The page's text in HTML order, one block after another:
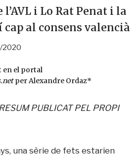
i Lo Rat Penat i la
cap al consens valencià
2020
el portal
netper Alexandre Ordaz*
PUBLICAT PEL PROPI
una sèrie de fets estarien